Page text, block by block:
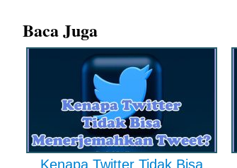
Baca Juga
Kenapa Twitter Tidak Bisa